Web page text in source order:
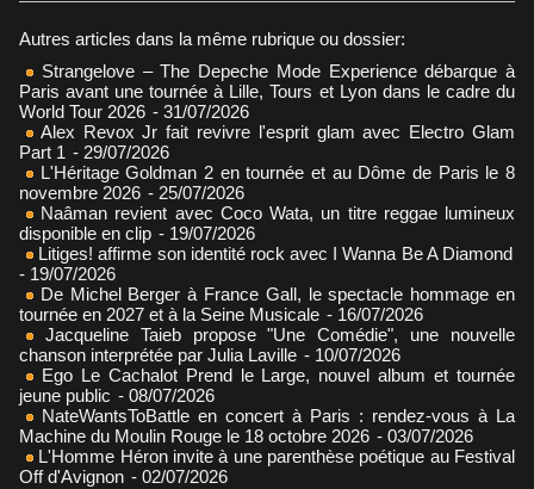
Autres articles dans la même rubrique ou dossier:
Strangelove – The Depeche Mode Experience débarque à
Paris avant une tournée à Lille, Tours et Lyon dans le cadre du
World Tour 2026 - 31/07/2026
Alex Revox Jr fait revivre l'esprit glam avec Electro Glam
Part 1 - 29/07/2026
L'Héritage Goldman 2 en tournée et au Dôme de Paris le 8
novembre 2026 - 25/07/2026
Naâman revient avec Coco Wata, un titre reggae lumineux
disponible en clip - 19/07/2026
Litiges! affirme son identité rock avec I Wanna Be A Diamond
- 19/07/2026
De Michel Berger à France Gall, le spectacle hommage en
tournée en 2027 et à la Seine Musicale - 16/07/2026
Jacqueline Taieb propose "Une Comédie", une nouvelle
chanson interprétée par Julia Laville - 10/07/2026
Ego Le Cachalot Prend le Large, nouvel album et tournée
jeune public - 08/07/2026
NateWantsToBattle en concert à Paris : rendez-vous à La
Machine du Moulin Rouge le 18 octobre 2026 - 03/07/2026
L'Homme Héron invite à une parenthèse poétique au Festival
Off d'Avignon - 02/07/2026